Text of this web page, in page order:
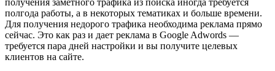
полгода работы, а в некоторых тематиках и больше времени.
Для получения недорого трафика необходима реклама прямо
сейчас. Это как раз и дает реклама в Google Adwords —
требуется пара дней настройки и вы получите целевых
клиентов на сайте.